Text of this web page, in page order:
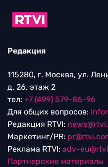
Редакция
115280, г. Москва, ул.
д. 26, этаж 2
тел: +7 (499) 579-86-96
Для общих вопросов:
Редакция RTVI:
Маркетинг/PR:
Реклама RTVI: adv-
Партнерские материалы